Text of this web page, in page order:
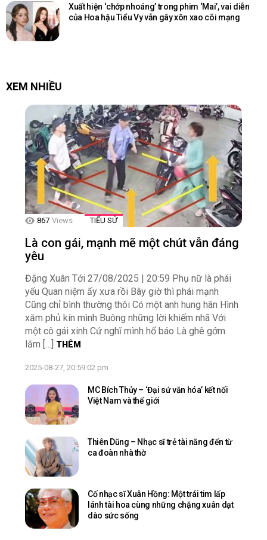
Xuất hiện ‘chớp nhoáng’ trong phim ‘Mai’, vai diễn
của Hoa hậu Tiểu Vy vẫn gây xôn xao cõi mạng
XEM NHIỀU
867 Views TIỂU SỬ
Là con gái, mạnh mẽ một chút vẫn đáng
yêu
Đặng Xuân Tới 27/08/2025 | 20:59 Phụ nữ là phái
yếu Quan niệm ấy xưa rồi Bây giờ thì phái mạnh
Cũng chỉ bình thường thôi Có một anh hung hãn Hình
xăm phủ kín mình Buông những lời khiếm nhã Với
một cô gái xinh Cứ nghĩ mình hổ báo Là ghê gớm
lắm […] THÊM
2025-08-27, 20:59:02 pm
MC Bích Thủy – ‘Đại sứ văn hóa’ kết nối
Việt Nam và thế giới
Thiên Dũng – Nhạc sĩ trẻ tài năng đến từ
ca đoàn nhà thờ
Cố nhạc sĩ Xuân Hồng: Một trái tim lấp
lánh tài hoa cùng những chặng xuân dạt
dào sức sống